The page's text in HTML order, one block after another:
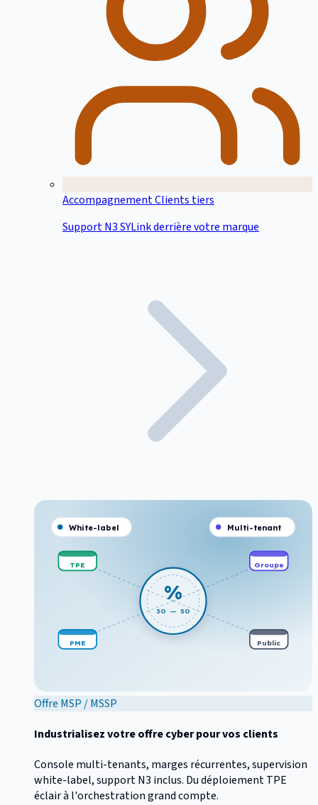
Accompagnement Clients tiers
Support N3 SYLink derrière votre marque
%
30 — 50
TPE
PME
Groupe
Public
White-label Multi-tenant
Offre MSP / MSSP
Industrialisez votre offre cyber pour vos clients
Console multi-tenants, marges récurrentes, supervision
white-label, support N3 inclus. Du déploiement TPE
éclair à l'orchestration grand compte.